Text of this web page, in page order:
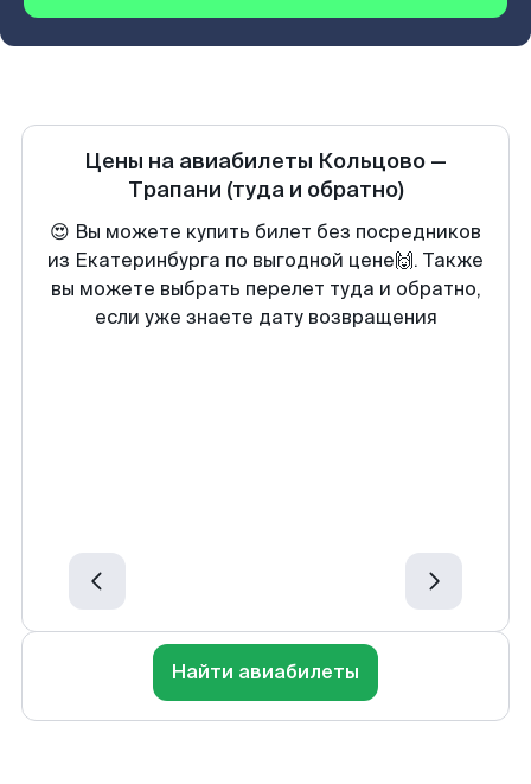
Цены на авиабилеты Кольцово —
Трапани (туда и обратно)
😍 Вы можете купить билет без посредников
из Екатеринбурга по выгодной цене🙌. Также
вы можете выбрать перелет туда и обратно,
если уже знаете дату возвращения
Найти авиабилеты